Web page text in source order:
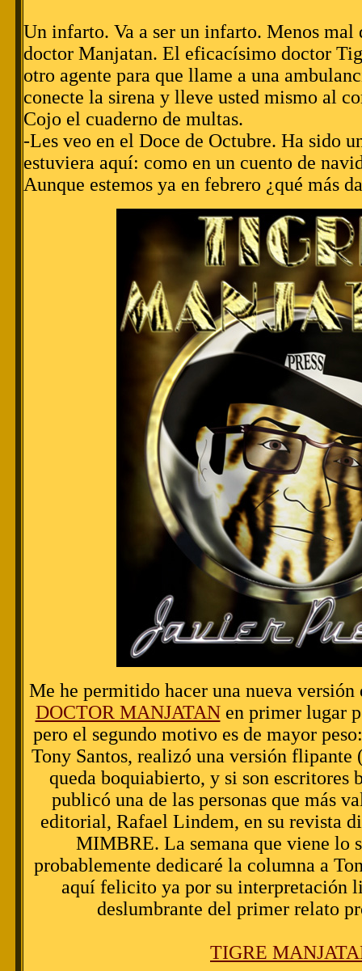
Un infarto. Va a ser un infarto. Menos mal
doctor Manjatan. El eficacísimo doctor
otro agente para que llame a una
conecte la sirena y lleve usted mismo al
Cojo el cuaderno de multas.
-Les veo en el Doce de Octubre. Ha sido
estuviera aquí: como en un cuento de
Aunque estemos ya en febrero ¿qué más
Me he permitido hacer una nueva
DOCTOR MANJATANen primer lugar
pero el segundo motivo es de mayor
Tony Santos, realizó una versión flipante
queda boquiabierto, y si son escritores
publicó una de las personas que más
editorial, Rafael Lindem, en su revista
MIMBRE. La semana que viene lo
probablemente dedicaré la columna a
aquí felicito ya por su interpretación
deslumbrante del primer relato
TIGRE